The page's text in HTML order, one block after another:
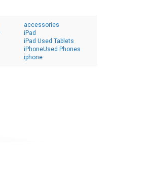
accessories
iPad
iPad Used Tablets
iPhoneUsed Phones
iphone